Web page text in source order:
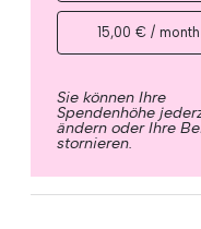
15,00 € / month
Sie können Ihre
Spendenhöhe
ändern oder Ihre
stornieren.